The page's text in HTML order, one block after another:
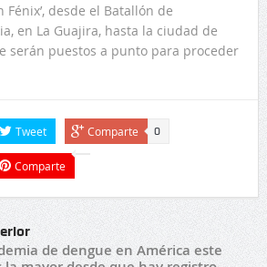
Fénix’, desde el Batallón de
en La Guajira, hasta la ciudad de
serán puestos a punto para proceder
Tweet Comparte 0
Comparte
de dengue en América este